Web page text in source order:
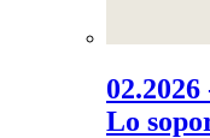
Lo